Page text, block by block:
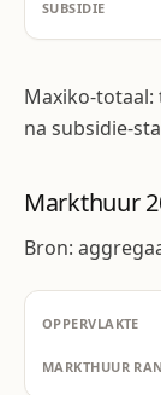
Maxiko-totaal:
na subsidie-
Markthuur
Bron: